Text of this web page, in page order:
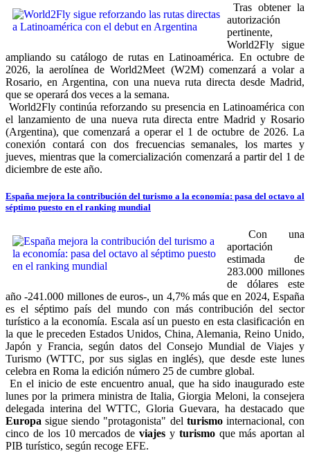
Tras obtener la
autorización
pertinente,
World2Fly sigue
ampliando su catálogo de rutas en Latinoamérica. En octubre de
2026, la aerolínea de World2Meet (W2M) comenzará a volar a
Rosario, en Argentina, con una nueva ruta directa desde Madrid,
que se operará dos veces a la semana.
World2Fly continúa reforzando su presencia en Latinoamérica con
el lanzamiento de una nueva ruta directa entre Madrid y Rosario
(Argentina), que comenzará a operar el 1 de octubre de 2026. La
conexión contará con dos frecuencias semanales, los martes y
jueves, mientras que la comercialización comenzará a partir del 1 de
diciembre de este año.
España mejora la contribución del turismo a la economía: pasa del octavo al
séptimo puesto en el ranking mundial
Con una
aportación
estimada de
283.000 millones
de dólares este
año -241.000 millones de euros-, un 4,7% más que en 2024, España
es el séptimo país del mundo con más contribución del sector
turístico a la economía. Escala así un puesto en esta clasificación en
la que le preceden Estados Unidos, China, Alemania, Reino Unido,
Japón y Francia, según datos del Consejo Mundial de Viajes y
Turismo (WTTC, por sus siglas en inglés), que desde este lunes
celebra en Roma la edición número 25 de cumbre global.
En el inicio de este encuentro anual, que ha sido inaugurado este
lunes por la primera ministra de Italia, Giorgia Meloni, la consejera
delegada interina del WTTC, Gloria Guevara, ha destacado que
Europa sigue siendo "protagonista" del turismointernacional, con
cinco de los 10 mercados de viajes y turismoque más aportan al
PIB turístico, según recoge EFE.